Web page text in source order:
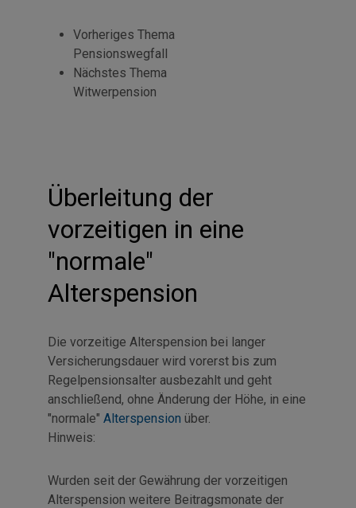
Vorheriges Thema
Pensionswegfall
Nächstes Thema
Witwerpension
Überleitung der
vorzeitigen in eine
"normale"
Alterspension
Die vorzeitige Alterspension bei langer
Versicherungsdauer wird vorerst bis zum
Regelpensionsalter ausbezahlt und geht
anschließend, ohne Änderung der Höhe, in eine
"normale" Alterspension über.
Hinweis:
Wurden seit der Gewährung der vorzeitigen
Alterspension weitere Beitragsmonate der